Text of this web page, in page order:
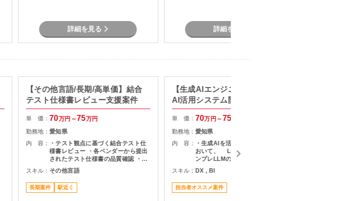
詳細を見る 詳細を見る
【その他言語/長期/高単価】結合
テスト仕様書レビュー支援案件
単 価： 70万円～75万円
勤務地：愛知県
内 容：
・テスト観点に基づく結合テスト仕
様書レビュー ・各ベンダーから提出
されたテスト仕様書の品質確認 ・テ
スト観点の妥当性チェック ・指摘事
項の整理およびレビュー結果のフィ
ードバック ・プロジェクト関係者と
の調整・コミュニケーション
スキル： その他言語
長期案件 駅近く
【生成AIエンジニア/AWS】生成
AI活用システム開発支援
単 価： 70万円～75
勤務地： 愛知県
内 容：
・生成AIを活用したシステム開発に
おいて、 LLM・RAG・音声AI・オ
ンプレLLMの設計・実装・運用 ・既
存システムとのAPI連携
スキル： DX , BI
担当者オススメ案件